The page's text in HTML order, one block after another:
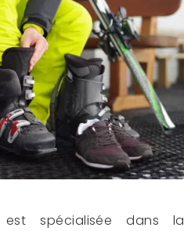
est spécialisée dans la